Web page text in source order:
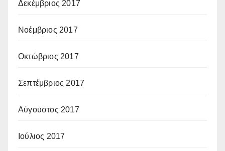
Δεκέμβριος 2017
Νοέμβριος 2017
Οκτώβριος 2017
Σεπτέμβριος 2017
Αύγουστος 2017
Ιούλιος 2017